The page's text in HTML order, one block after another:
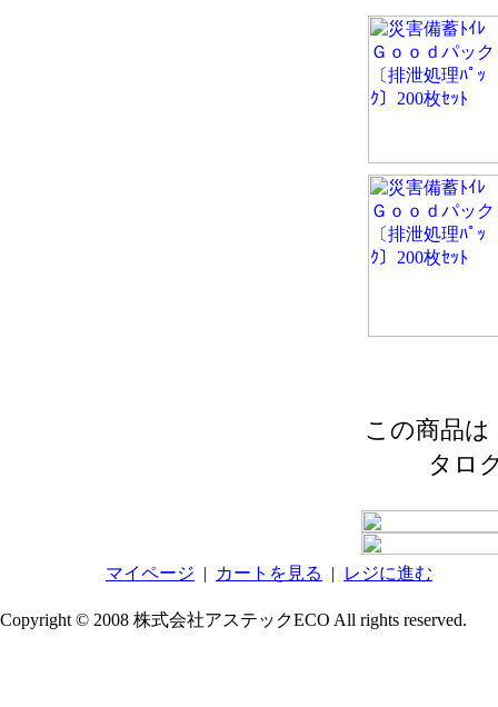
この商品は
タロ
マイページ | カートを見る | レジに進む
Copyright © 2008 株式会社アステックECO All rights reserved.